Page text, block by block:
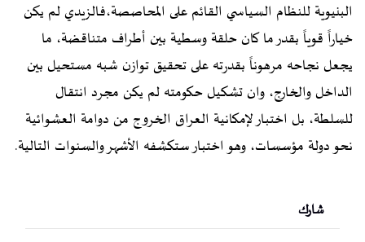
البنيوية للنظام السياسي القائم على المحاصصة،فالزيدي لم يكن
خياراً قوياً بقدر ما كان حلقة وسطية بين أطراف متناقضة، ما
يجعل نجاحه مرهوناً بقدرته على تحقيق توازن شبه مستحيل بين
الداخل والخارج، وان تشكيل حكومته لم يكن مجرد انتقال
للسلطة، بل اختبار لإمكانية العراق الخروج من دوامة العشوائية
نحو دولة مؤسسات، وهو اختبار ستكشفه الأشهر والسنوات التالية.
شارك